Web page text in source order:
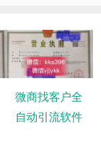
微商找客户全
自动引流软件